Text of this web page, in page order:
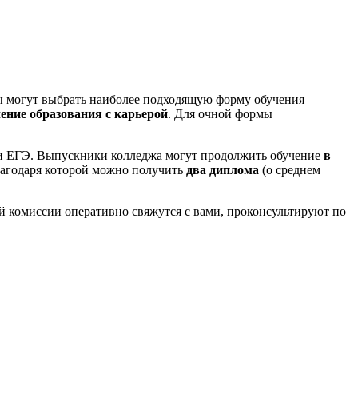
могут выбрать наиболее подходящую форму обучения —
образования с карьерой. Для очной формы
ЕГЭ. Выпускники колледжа могут продолжить обучение в
которой можно получить два диплома (о среднем
оперативно свяжутся с вами, проконсультируют по